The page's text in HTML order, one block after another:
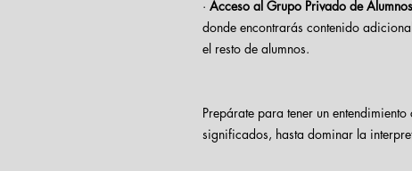
· Acceso al Grupo Privado de Alumnos
donde encontrarás contenido
el resto de alumnos.
Prepárate para tener un
significados, hasta dominar la